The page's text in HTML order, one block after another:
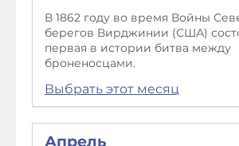
В 1862 году во время Войны
берегов Вирджинии (США)
первая в истории битва между
броненосцами.
Выбрать этот месяц
Апрель